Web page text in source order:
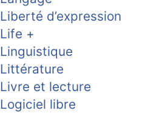
Liberté d’expression
Life +
Linguistique
Littérature
Livre et lecture
Logiciel libre